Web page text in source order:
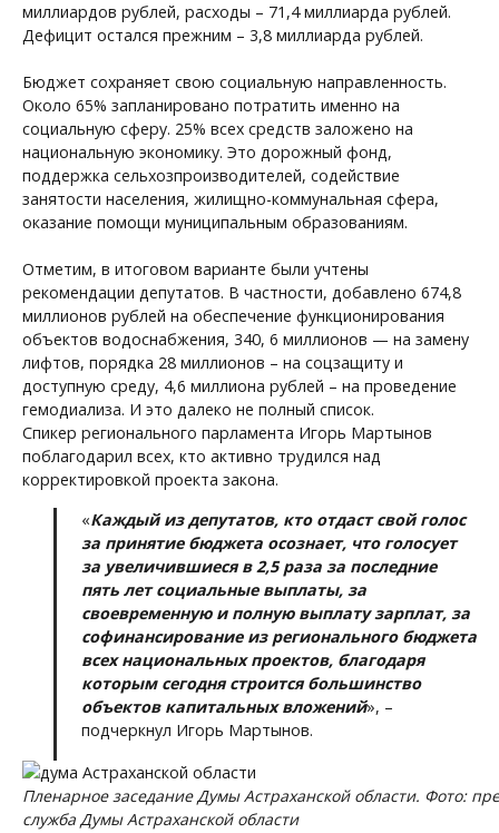
миллиардов рублей, расходы – 71,4 миллиарда рублей.
Дефицит остался прежним – 3,8 миллиарда рублей.
Бюджет сохраняет свою социальную направленность.
Около 65% запланировано потратить именно на
социальную сферу. 25% всех средств заложено на
национальную экономику. Это дорожный фонд,
поддержка сельхозпроизводителей, содействие
занятости населения, жилищно-коммунальная сфера,
оказание помощи муниципальным образованиям.
Отметим, в итоговом варианте были учтены
рекомендации депутатов. В частности, добавлено 674,8
миллионов рублей на обеспечение функционирования
объектов водоснабжения, 340, 6 миллионов — на замену
лифтов, порядка 28 миллионов – на соцзащиту и
доступную среду, 4,6 миллиона рублей – на проведение
гемодиализа. И это далеко не полный список.
Спикер регионального парламента Игорь Мартынов
поблагодарил всех, кто активно трудился над
корректировкой проекта закона.
«Каждый из депутатов, кто отдаст свой голос
за принятие бюджета осознает, что голосует
за увеличившиеся в 2,5 раза за последние
пять лет социальные выплаты, за
своевременную и полную выплату зарплат, за
софинансирование из регионального бюджета
всех национальных проектов, благодаря
которым сегодня строится большинство
объектов капитальных вложений», –
подчеркнул Игорь Мартынов.
Пленарное заседание Думы Астраханской области. Фото:
служба Думы Астраханской области